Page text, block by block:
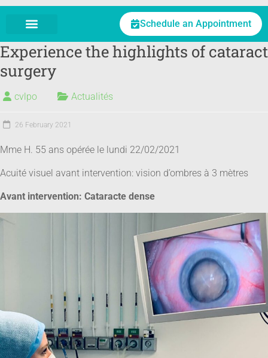
Schedule an Appointment
Experience the highlights of cataract
surgery
cvlpo Actualités
26 February 2021
Mme H. 55 ans opérée le lundi 22/02/2021
Acuité visuel avant intervention: vision d’ombres à 3 mètres
Avant intervention: Cataracte dense